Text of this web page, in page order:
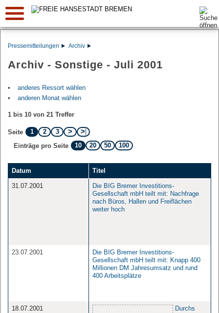
Suche:
Pressemitteilungen Archiv
Archiv - Sonstige - Juli 2001
anderes Ressort wählen
anderen Monat wählen
1 bis 10 von 21 Treffer
Seite 1 2
3
Einträge pro Seite
10 20 50 100
Datum Titel
31.07.2001
Die BIG Bremer Investitions-
Gesellschaft mbH teilt mit: Nachfrage
nach Büros, Hallen und Freiflächen
weiter hoch
23.07.2001
Die BIG Bremer Investitions-
Gesellschaft mbH teilt mit: Knapp 400
Millionen DM Jahresumsatz und rund
400 Arbeitsplätze
18.07.2001 Durchs